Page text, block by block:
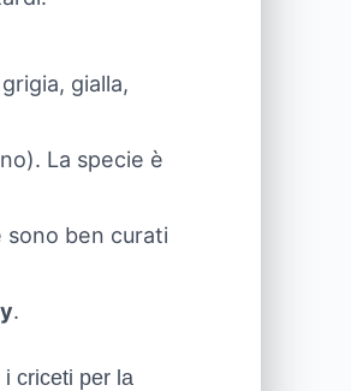
gialla,
La specie è
sono ben curati
.
criceti per la